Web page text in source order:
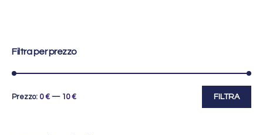
Filtra per prezzo
Prezzo
Prezzo
FILTRA
Prezzo: 0€ — 10€